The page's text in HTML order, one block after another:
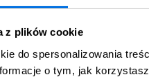
z plików cookie
do spersonalizowania
o tym, jak